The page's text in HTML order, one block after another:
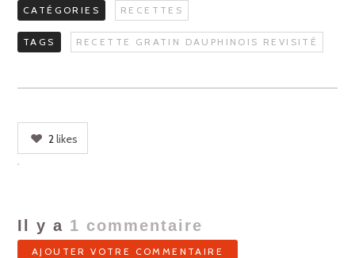
CATÉGORIES RECETTES
TAGS RECETTE GRATIN DAUPHINOIS REVISITÉ
2likes
Il y a 1 commentaire
AJOUTER VOTRE COMMENTAIRE